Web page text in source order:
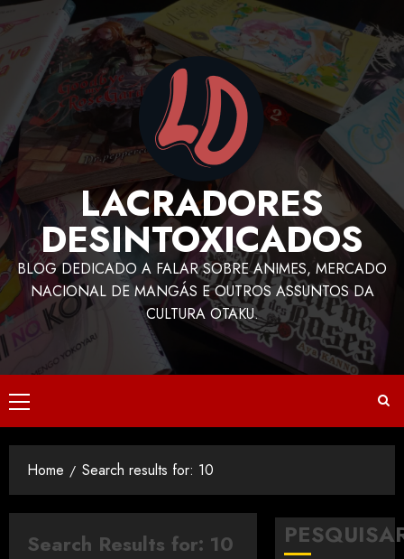
LACRADORES
DESINTOXICADOS
BLOG DEDICADO A FALAR SOBRE ANIMES, MERCADO
NACIONAL DE MANGÁS E OUTROS ASSUNTOS DA
CULTURA OTAKU.
Home Search results for: 10
Search Results for: 10